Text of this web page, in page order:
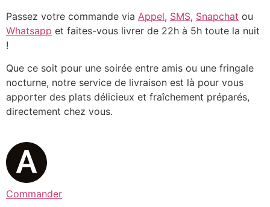
Passez votre commande via Appel, SMS, Snapchat ou
Whatsapp et faites-vous livrer de 22h à 5h toute la nuit
!
Que ce soit pour une soirée entre amis ou une fringale
nocturne, notre service de livraison est là pour vous
apporter des plats délicieux et fraîchement préparés,
directement chez vous.
Commander